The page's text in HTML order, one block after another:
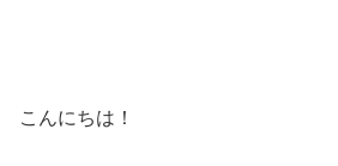
こんにちは！